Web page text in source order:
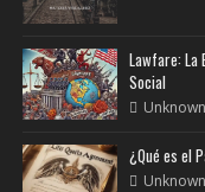
Lawfare: La
Social
Unknown
¿Qué es el
Unknown